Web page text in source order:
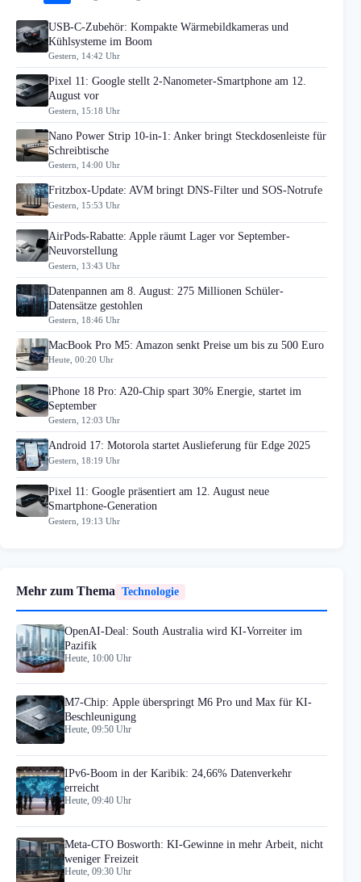
USB-C-Zubehör: Kompakte Wärmebildkameras und
Kühlsysteme im Boom
Gestern, 14:42 Uhr
Pixel 11: Google stellt 2-Nanometer-Smartphone am 12.
August vor
Gestern, 15:18 Uhr
Nano Power Strip 10-in-1: Anker bringt Steckdosenleiste für
Schreibtische
Gestern, 14:00 Uhr
Fritzbox-Update: AVM bringt DNS-Filter und SOS-Notrufe
Gestern, 15:53 Uhr
AirPods-Rabatte: Apple räumt Lager vor September-
Neuvorstellung
Gestern, 13:43 Uhr
Datenpannen am 8. August: 275 Millionen Schüler-
Datensätze gestohlen
Gestern, 18:46 Uhr
MacBook Pro M5: Amazon senkt Preise um bis zu 500 Euro
Heute, 00:20 Uhr
iPhone 18 Pro: A20-Chip spart 30% Energie, startet im
September
Gestern, 12:03 Uhr
Android 17: Motorola startet Auslieferung für Edge 2025
Gestern, 18:19 Uhr
Pixel 11: Google präsentiert am 12. August neue
Smartphone-Generation
Gestern, 19:13 Uhr
Mehr zum Thema Technologie
OpenAI-Deal: South Australia wird KI-Vorreiter im
Pazifik
Heute, 10:00 Uhr
M7-Chip: Apple überspringt M6 Pro und Max für KI-
Beschleunigung
Heute, 09:50 Uhr
IPv6-Boom in der Karibik: 24,66% Datenverkehr
erreicht
Heute, 09:40 Uhr
Meta-CTO Bosworth: KI-Gewinne in mehr Arbeit, nicht
weniger Freizeit
Heute, 09:30 Uhr